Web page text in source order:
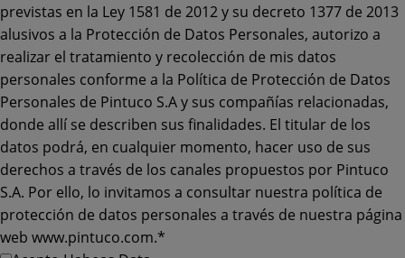
previstas en la Ley 1581 de 2012 y su decreto 1377 de 2013
alusivos a la Protección de Datos Personales, autorizo a
realizar el tratamiento y recolección de mis datos
personales conforme a la Política de Protección de Datos
Personales de Pintuco S.A y sus compañías relacionadas,
donde allí se describen sus finalidades. El titular de los
datos podrá, en cualquier momento, hacer uso de sus
derechos a través de los canales propuestos por Pintuco
S.A. Por ello, lo invitamos a consultar nuestra política de
protección de datos personales a través de nuestra página
web www.pintuco.com.*